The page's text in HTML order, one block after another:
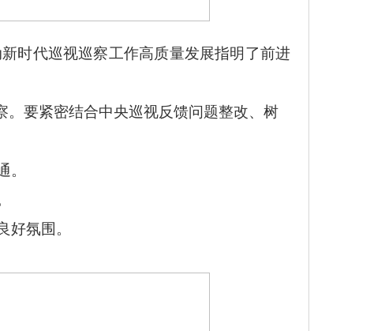
时代巡视巡察工作高质量发展指明了前进
。要紧密结合中央巡视反馈问题整改、树
。
好氛围。